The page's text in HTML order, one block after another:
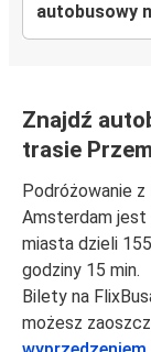
autobusowy
Znajdź
trasie
Podróżowanie
Amsterdam jest
miasta dzieli
godziny 15 min.
Bilety na
możesz